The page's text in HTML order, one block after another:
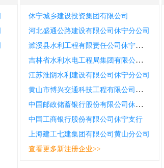
休宁城乡建设投资集团有限公司
河北盛通公路建设有限公司休宁分公司
濉溪县水利工程有限责任公司休宁县分公司
吉林省水利水电工程局集团有限公司休宁分公司
江苏淮阴水利建设有限公司休宁分公司
黄山市愽兴交通科技工程有限公司休宁分公司
中国邮政储蓄银行股份有限公司休宁县汪村镇营业所
中国工商银行股份有限公司休宁支行
上海建工七建集团有限公司黄山分公司
查看更多新注册企业>>